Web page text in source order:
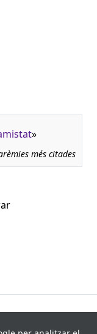
»
més citades